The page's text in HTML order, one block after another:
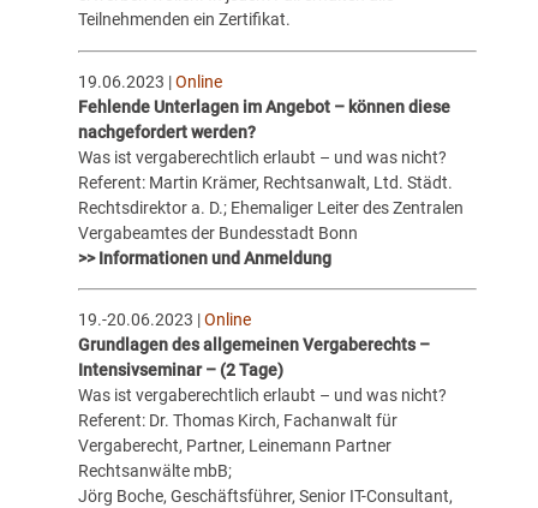
Teilnehmenden ein Zertifikat.
19.06.2023 |Online
Fehlende Unterlagen im Angebot – können diese
nachgefordert werden?
Was ist vergaberechtlich erlaubt – und was nicht?
Referent: Martin Krämer, Rechtsanwalt, Ltd. Städt.
Rechtsdirektor a. D.; Ehemaliger Leiter des Zentralen
Vergabeamtes der Bundesstadt Bonn
>> Informationen und Anmeldung
19.-20.06.2023 |Online
Grundlagen des allgemeinen Vergaberechts –
Intensivseminar – (2 Tage)
Was ist vergaberechtlich erlaubt – und was nicht?
Referent: Dr. Thomas Kirch, Fachanwalt für
Vergaberecht, Partner, Leinemann Partner
Rechtsanwälte mbB;
Jörg Boche, Geschäftsführer, Senior IT-Consultant,